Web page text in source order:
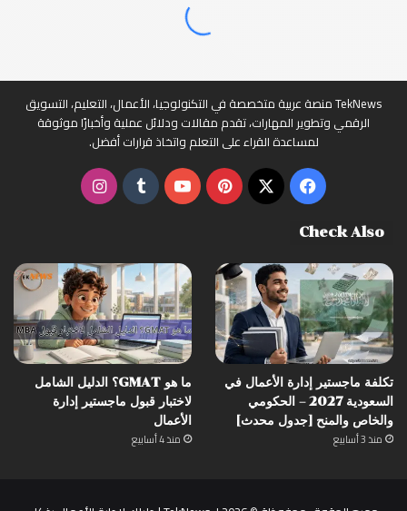
TekNews منصة عربية متخصصة في التكنولوجيا، الأعمال، التعليم، التسويق
الرقمي وتطوير المهارات، تقدم مقالات ودلائل عملية وأخبارًا موثوقة
لمساعدة القراء على التعلم واتخاذ قرارات أفضل.
فيسبوك
‫X بينتيريست‫YouTube انستقرام
Check Also
تكلفة ماجستير إدارة الأعمال في
السعودية 2027 – الحكومي
والخاص والمنح [جدول محدث]
منذ 3 أسابيع
ما هو GMAT؟ الدليل الشامل
لاختبار قبول ماجستير إدارة
الأعمال
منذ 4 أسابيع